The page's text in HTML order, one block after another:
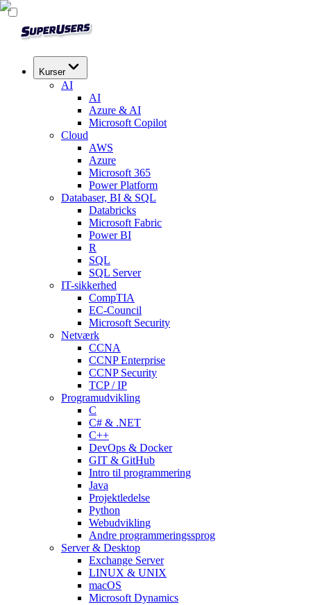
Kurser
AI
AI
Azure & AI
Microsoft Copilot
Cloud
AWS
Azure
Microsoft 365
Power Platform
Databaser, BI & SQL
Databricks
Microsoft Fabric
Power BI
R
SQL
SQL Server
IT-sikkerhed
CompTIA
EC-Council
Microsoft Security
Netværk
CCNA
CCNP Enterprise
CCNP Security
TCP / IP
Programudvikling
C
C# & .NET
C++
DevOps & Docker
GIT & GitHub
Intro til programmering
Java
Projektledelse
Python
Webudvikling
Andre programmeringssprog
Server & Desktop
Exchange Server
LINUX & UNIX
macOS
Microsoft Dynamics